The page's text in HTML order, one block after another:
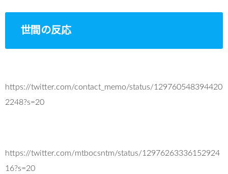
世間の反応
https://twitter.com/contact_memo/status/129760548394420
2248?s=20
https://twitter.com/mtbocsntm/status/12976263336152924
16?s=20